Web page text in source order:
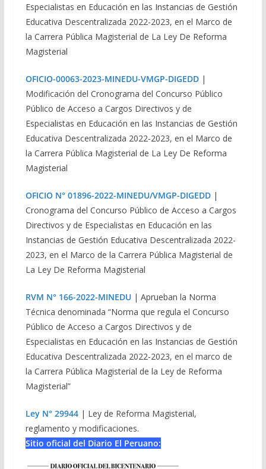
Especialistas en Educación en las Instancias de Gestión
Educativa Descentralizada 2022-2023, en el Marco de
la Carrera Pública Magisterial de La Ley De Reforma
Magisterial
OFICIO-00063-2023-MINEDU-VMGP-DIGEDD|
Modificación del Cronograma del Concurso Público
Público de Acceso a Cargos Directivos y de
Especialistas en Educación en las Instancias de Gestión
Educativa Descentralizada 2022-2023, en el Marco de
la Carrera Pública Magisterial de La Ley De Reforma
Magisterial
OFICIO N° 01896-2022-MINEDU/VMGP-DIGEDD|
Cronograma del Concurso Público de Acceso a Cargos
Directivos y de Especialistas en Educación en las
Instancias de Gestión Educativa Descentralizada 2022-
2023, en el Marco de la Carrera Pública Magisterial de
La Ley De Reforma Magisterial
RVM N° 166-2022-MINEDU| Aprueban la Norma
Técnica denominada “Norma que regula el Concurso
Público de Acceso a Cargos Directivos y de
Especialistas en Educación en las Instancias de Gestión
Educativa Descentralizada 2022-2023, en el marco de
la Carrera Pública Magisterial de la Ley de Reforma
Magisterial”
Ley N° 29944| Ley de Reforma Magisterial,
reglamento y modificaciones.
Sitio oficial del Diario El Peruano: